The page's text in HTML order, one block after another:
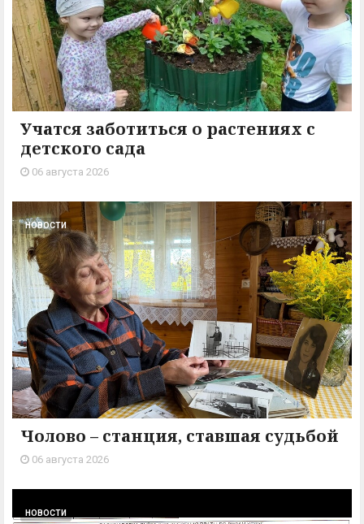
Учатся заботиться о растениях с
детского сада
06 августа 2026
НОВОСТИ
Чолово – станция, ставшая судьбой
06 августа 2026
НОВОСТИ